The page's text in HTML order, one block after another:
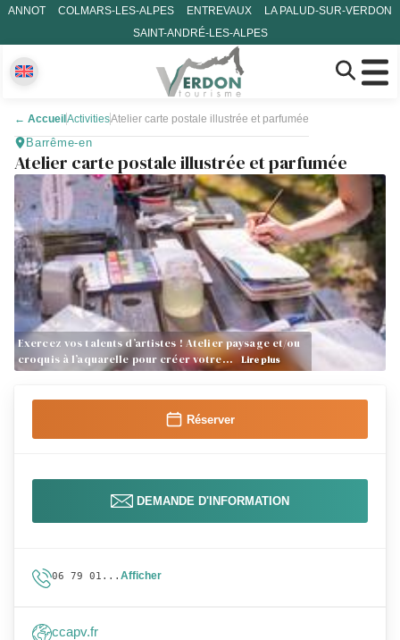
ANNOT COLMARS-LES-ALPES ENTREVAUX
LA PALUD-SUR-VERDON
SAINT-ANDRÉ-LES-ALPES
← Accueil ActivitiesAtelier carte postale illustrée et parfumée
Barrême-en
Atelier carte postale illustrée et parfumée
Exercez vos talents d’artistes ! Atelier paysage et/ou
croquis à l’aquarelle pour créer votre…
Lire plus
Réserver
DEMANDE D'INFORMATION
06 79 01... Afficher
ccapv.fr